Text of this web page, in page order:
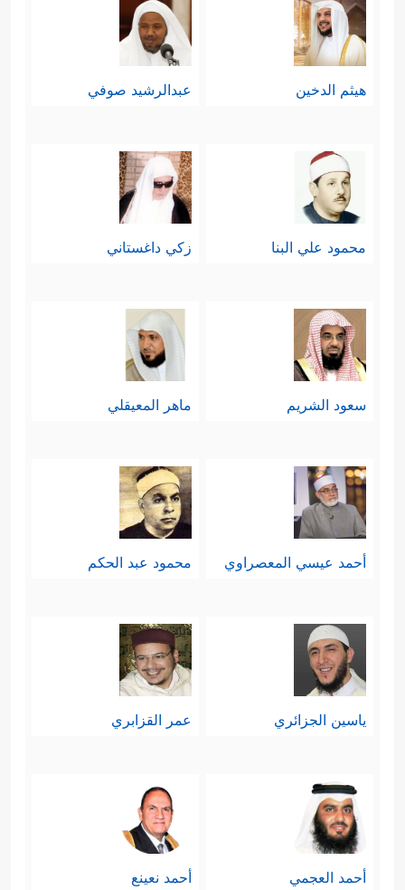
هيثم الدخين عبدالرشيد صوفي
محمود علي البنا زكي داغستاني
سعود الشريم ماهر المعيقلي
أحمد عيسي المعصراوي محمود عبد الحكم
ياسين الجزائري عمر القزابري
أحمد العجمي أحمد نعينع